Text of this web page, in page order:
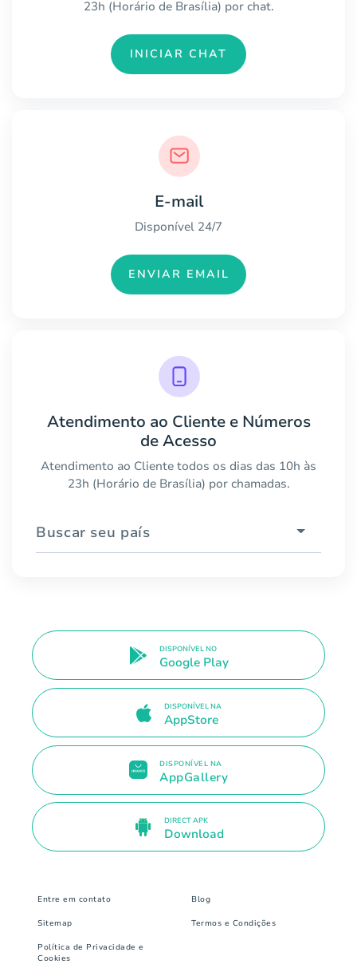
23h (Horário de Brasília) por chat.
INICIAR CHAT
E-mail
Disponível 24/7
ENVIAR EMAIL
Atendimento ao Cliente e Números
de Acesso
Atendimento ao Cliente todos os dias das 10h às
23h (Horário de Brasília) por chamadas.
Buscar seu país
DISPONÍVEL NO
Google Play
DISPONÍVEL NA
AppStore
DISPONÍVEL NA
AppGallery
DIRECT APK
Download
Entre em contato Blog
Sitemap Termos e Condições
Política de Privacidade e
Cookies